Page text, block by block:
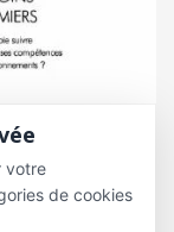
votre
de cookies